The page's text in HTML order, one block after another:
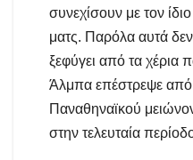
συνεχίσουν με τον
ματς. Παρόλα αυτά
ξεφύγει από τα χέρια
Άλμπα επέστρεψε από
Παναθηναϊκού
στην τελευταία